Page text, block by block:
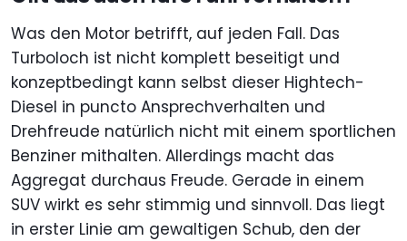
Was den Motor betrifft, auf jeden Fall. Das
Turboloch ist nicht komplett beseitigt und
konzeptbedingt kann selbst dieser Hightech-
Diesel in puncto Ansprechverhalten und
Drehfreude natürlich nicht mit einem sportlichen
Benziner mithalten. Allerdings macht das
Aggregat durchaus Freude. Gerade in einem
SUV wirkt es sehr stimmig und sinnvoll. Das liegt
in erster Linie am gewaltigen Schub, den der